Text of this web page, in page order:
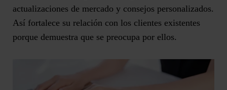
actualizaciones de mercado y consejos personalizados.
Así fortalece su relación con los clientes existentes
porque demuestra que se preocupa por ellos.